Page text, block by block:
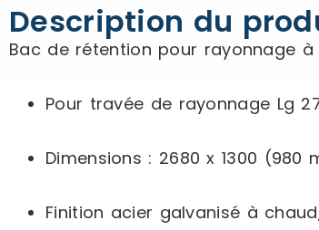
Description du
Bac de rétention pour rayonnage
Pour travée de rayonnage Lg
Dimensions : 2680 x 1300
Finition acier galvanisé à